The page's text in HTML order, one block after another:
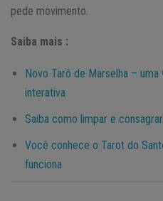
pede movimento.
Saiba mais :
Novo Tarô de Marselha –
interativa
Saiba como limpar e
Você conhece o Tarot do
funciona